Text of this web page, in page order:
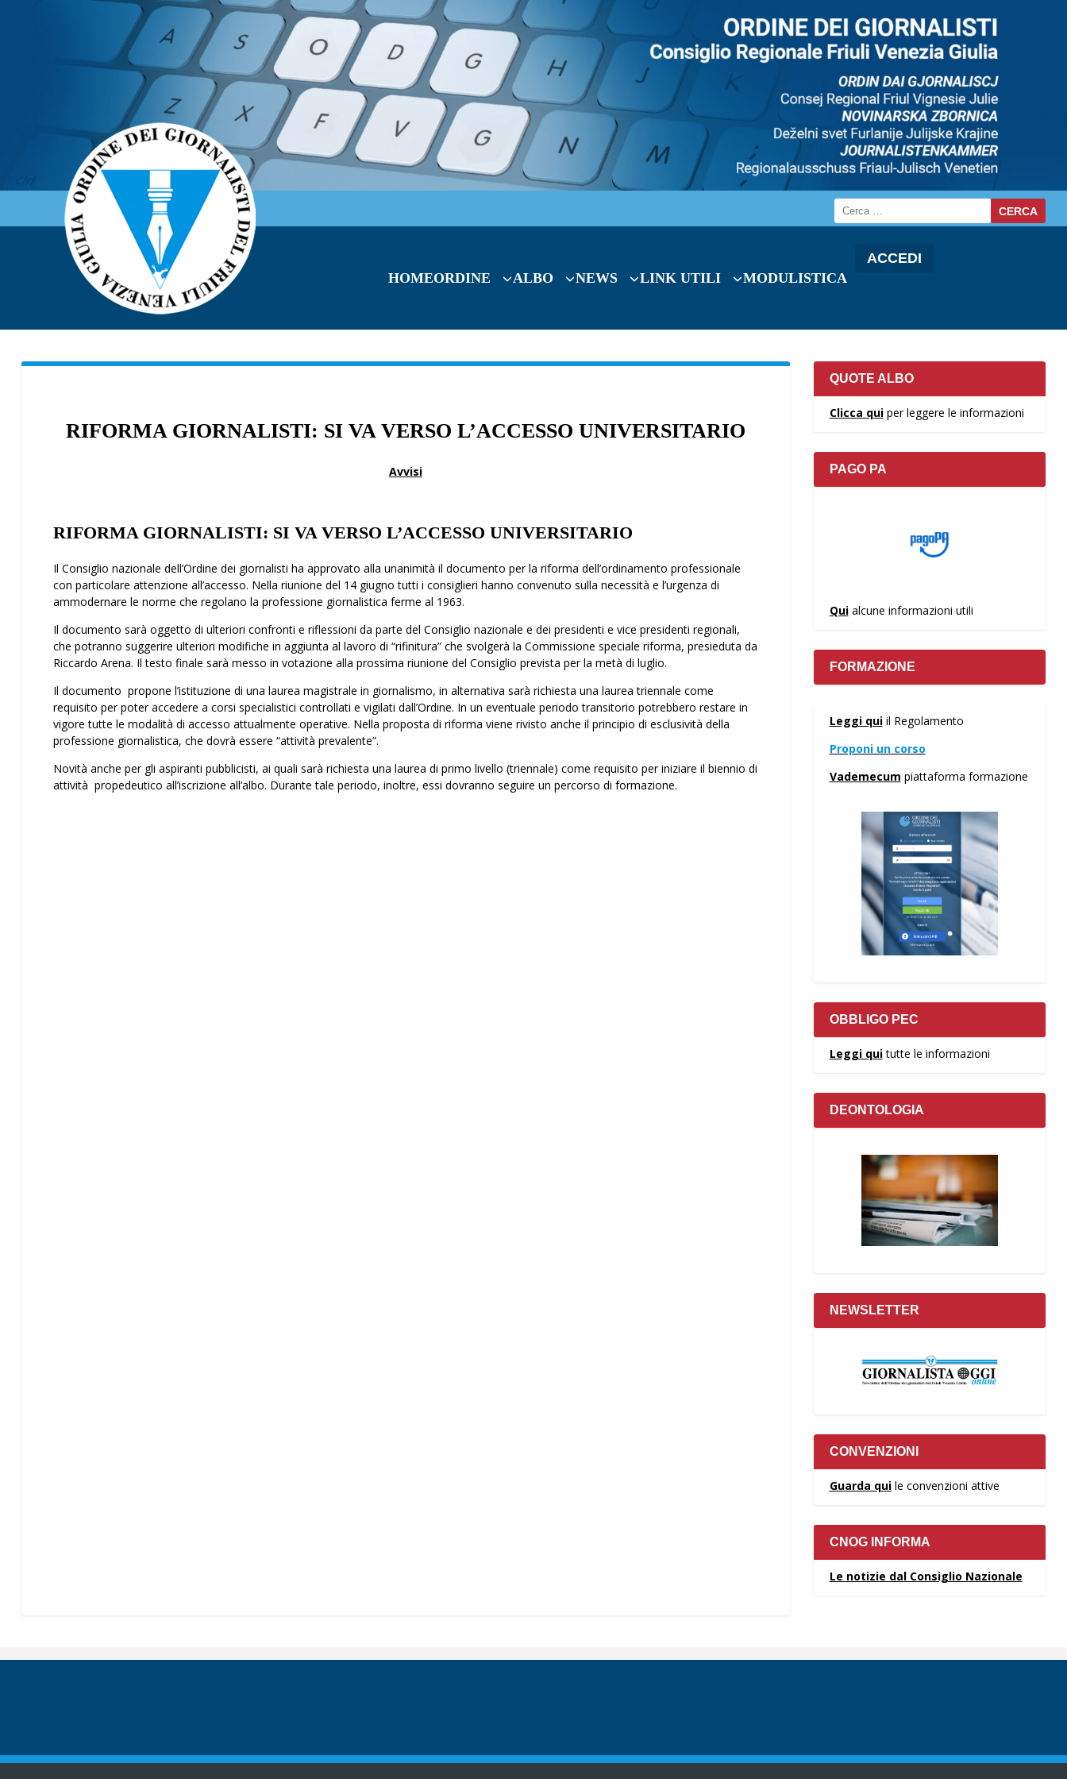
HOMEORDINE ALBO NEWS LINK UTILI MODULISTICA
ACCEDI
RIFORMA GIORNALISTI: SI VA VERSO L’ACCESSO UNIVERSITARIO
Avvisi
RIFORMA GIORNALISTI: SI VA VERSO L’ACCESSO UNIVERSITARIO
Il Consiglio nazionale dell’Ordine dei giornalisti ha approvato alla unanimità il documento per la riforma dell’ordinamento professionale
con particolare attenzione all’accesso. Nella riunione del 14 giugno tutti i consiglieri hanno convenuto sulla necessità e l’urgenza di
ammodernare le norme che regolano la professione giornalistica ferme al 1963.
Il documento sarà oggetto di ulteriori confronti e riflessioni da parte del Consiglio nazionale e dei presidenti e vice presidenti regionali,
che potranno suggerire ulteriori modifiche in aggiunta al lavoro di “rifinitura” che svolgerà la Commissione speciale riforma, presieduta da
Riccardo Arena. Il testo finale sarà messo in votazione alla prossima riunione del Consiglio prevista per la metà di luglio.
Il documento propone l’istituzione di una laurea magistrale in giornalismo, in alternativa sarà richiesta una laurea triennale come
requisito per poter accedere a corsi specialistici controllati e vigilati dall’Ordine. In un eventuale periodo transitorio potrebbero restare in
vigore tutte le modalità di accesso attualmente operative. Nella proposta di riforma viene rivisto anche il principio di esclusività della
professione giornalistica, che dovrà essere “attività prevalente”.
Novità anche per gli aspiranti pubblicisti, ai quali sarà richiesta una laurea di primo livello (triennale) come requisito per iniziare il biennio di
attività propedeutico all’iscrizione all’albo. Durante tale periodo, inoltre, essi dovranno seguire un percorso di formazione.
QUOTE ALBO
Clicca quiper leggere le informazioni
PAGO PA
Quialcune informazioni utili
FORMAZIONE
Leggi quiil Regolamento
Proponi un corso
Vademecum piattaforma formazione
OBBLIGO PEC
Leggi quitutte le informazioni
DEONTOLOGIA
NEWSLETTER
CONVENZIONI
Guarda quile convenzioni attive
CNOG INFORMA
Le notizie dal Consiglio Nazionale